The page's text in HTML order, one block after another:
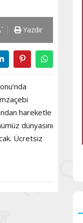
- Yazdır
hareketle
dünyasını
Ücretsiz